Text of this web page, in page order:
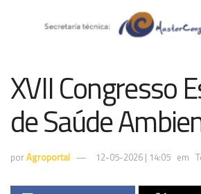
XVII Congresso
de Saúde
porAgroportal 12-05-2026 | 14:05 em